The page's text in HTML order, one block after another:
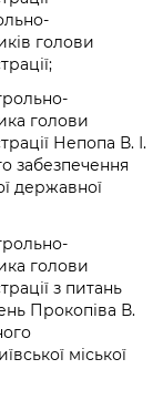
голови
голови
Непопа В. І.
забезпечення
державної
голови
з питань
Прокопіва В.
міської